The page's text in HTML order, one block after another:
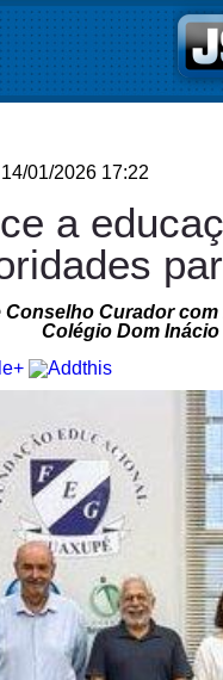
01/2026 17:22
a
Curador
Colégio Dom Inácio